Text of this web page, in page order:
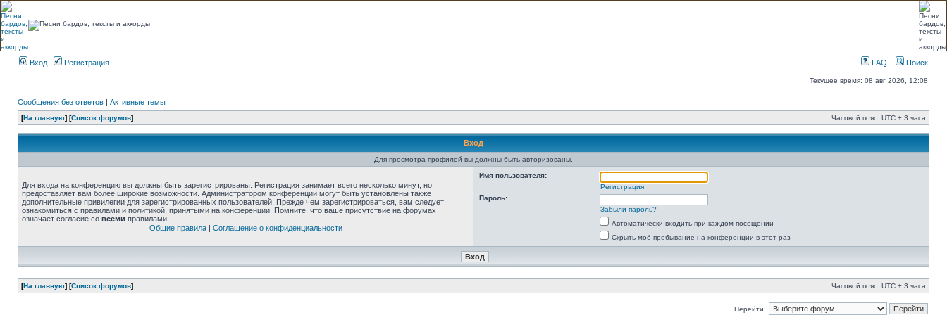
Вход Регистрация FAQ Поиск
Текущее время: 08 авг 2026, 12:08
Сообщения без ответов | Активные темы
[На главную] [Список форумов] Часовой пояс: UTC + 3 часа
Вход
Для просмотра профилей вы должны быть авторизованы.
Для входа на конференцию вы должны быть зарегистрированы. Регистрация занимает всего несколько минут, но
предоставляет вам более широкие возможности. Администратором конференции могут быть установлены также
дополнительные привилегии для зарегистрированных пользователей. Прежде чем зарегистрироваться, вам следует
ознакомиться с правилами и политикой, принятыми на конференции. Помните, что ваше присутствие на форумах
означает согласие со всеми правилами.
Общие правила| Соглашение о конфиденциальности
Имя пользователя:
Регистрация
Пароль:
Забыли пароль?
Автоматически входить при каждом посещении
Скрыть моё пребывание на конференции в этот раз
[На главную] [Список форумов] Часовой пояс: UTC + 3 часа
Перейти: